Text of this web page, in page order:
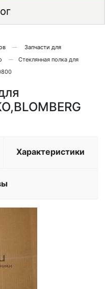
Запчасти для
Стеклянная полка для
Характеристики